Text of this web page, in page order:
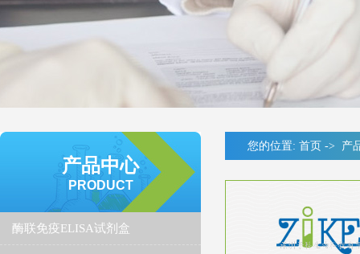
产品中心
PRODUCT
酶联免疫ELISA试剂盒
您的位置: 首页 -> 产